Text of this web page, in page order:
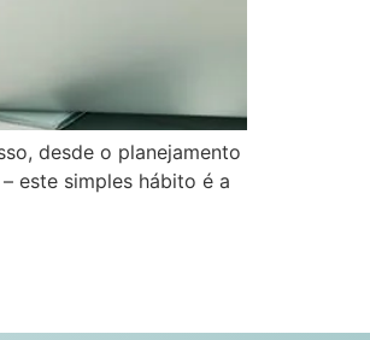
desde o planejamento
este simples hábito é a